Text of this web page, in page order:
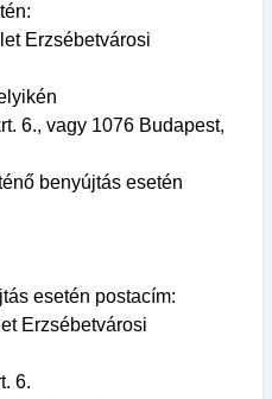
Erzsébetvárosi
6., vagy 1076 Budapest,
benyújtás esetén
esetén postacím:
Erzsébetvárosi
6.